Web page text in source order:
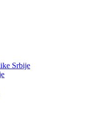
Srbije